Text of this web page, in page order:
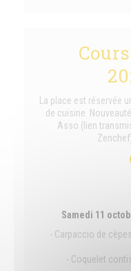
La place est réservée
de cuisine.
Asso (lien
Samedi 11
- Carpaccio de
- Coquelet